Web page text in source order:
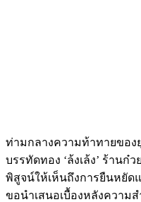
ท่ามกลางความท้าทายขอ
บรรทัดทอง ‘ล้งเล้ง’ ร้านก๋
พิสูจน์ให้เห็นถึงการยืนหยัด
ขอนำเสนอเบื้องหลังความ